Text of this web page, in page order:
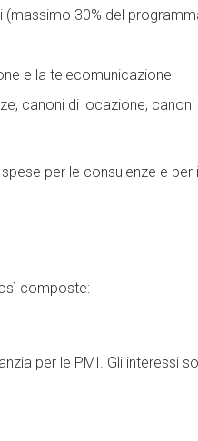
30% del
e la telecomunicazione
canoni di locazione,
per le consulenze e per
composte:
per le PMI. Gli interessi